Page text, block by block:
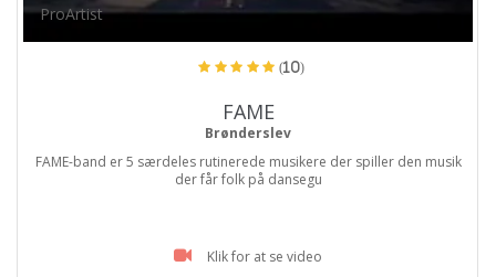
ProArtist
(10)
FAME
Brønderslev
FAME-band er 5 særdeles rutinerede musikere der spiller den musik
der får folk på dansegu
Klik for at se video